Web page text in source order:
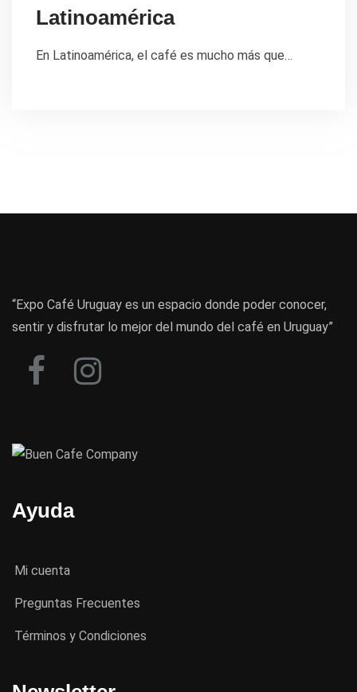
Latinoamérica
En Latinoamérica, el café es mucho más que…
“Expo Café Uruguay es un espacio donde poder conocer,
sentir y disfrutar lo mejor del mundo del café en Uruguay”
Ayuda
Mi cuenta
Preguntas Frecuentes
Términos y Condiciones